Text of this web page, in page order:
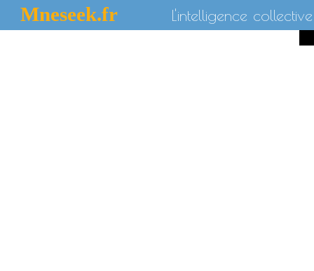
Mneseek.fr L'intelligence collective